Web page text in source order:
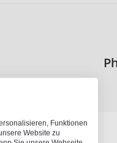
Funktionen
Website zu